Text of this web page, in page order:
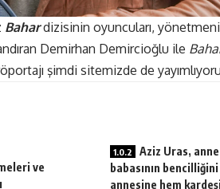
Bahardizisinin oyuncuları, yönetmeni,
Demirhan Demircioğlu ile
şimdi sitemizde de
ve
Aziz Uras,
babasının
annesine hem